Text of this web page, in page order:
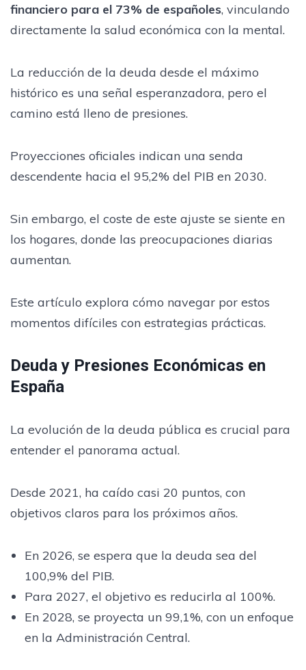
financiero para el 73% de españoles, vinculando
directamente la salud económica con la mental.
La reducción de la deuda desde el máximo
histórico es una señal esperanzadora, pero el
camino está lleno de presiones.
Proyecciones oficiales indican una senda
descendente hacia el 95,2% del PIB en 2030.
Sin embargo, el coste de este ajuste se siente en
los hogares, donde las preocupaciones diarias
aumentan.
Este artículo explora cómo navegar por estos
momentos difíciles con estrategias prácticas.
Deuda y Presiones Económicas en
España
La evolución de la deuda pública es crucial para
entender el panorama actual.
Desde 2021, ha caído casi 20 puntos, con
objetivos claros para los próximos años.
En 2026, se espera que la deuda sea del
100,9% del PIB.
Para 2027, el objetivo es reducirla al 100%.
En 2028, se proyecta un 99,1%, con un enfoque
en la Administración Central.